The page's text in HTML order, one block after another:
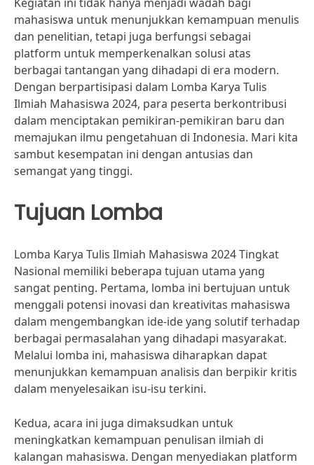
mahasiswa untuk menunjukkan kemampuan menulis
dan penelitian, tetapi juga berfungsi sebagai
platform untuk memperkenalkan solusi atas
berbagai tantangan yang dihadapi di era modern.
Dengan berpartisipasi dalam Lomba Karya Tulis
Ilmiah Mahasiswa 2024, para peserta berkontribusi
dalam menciptakan pemikiran-pemikiran baru dan
memajukan ilmu pengetahuan di Indonesia. Mari kita
sambut kesempatan ini dengan antusias dan
semangat yang tinggi.
Tujuan Lomba
Lomba Karya Tulis Ilmiah Mahasiswa 2024 Tingkat
Nasional memiliki beberapa tujuan utama yang
sangat penting. Pertama, lomba ini bertujuan untuk
menggali potensi inovasi dan kreativitas mahasiswa
dalam mengembangkan ide-ide yang solutif terhadap
berbagai permasalahan yang dihadapi masyarakat.
Melalui lomba ini, mahasiswa diharapkan dapat
menunjukkan kemampuan analisis dan berpikir kritis
dalam menyelesaikan isu-isu terkini.
Kedua, acara ini juga dimaksudkan untuk
meningkatkan kemampuan penulisan ilmiah di
kalangan mahasiswa. Dengan menyediakan platform